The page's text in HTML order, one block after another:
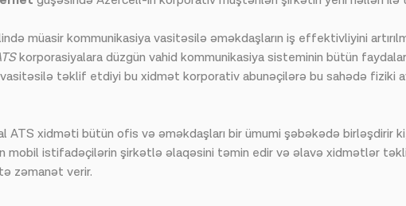
müasir kommunikasiya vasitəsilə əməkdaşların iş effektivliyini
korporasiyalara düzgün vahid kommunikasiya sisteminin bütün
təklif etdiyi bu xidmət korporativ abunəçilərə bu sahədə fiziki
ATS xidməti bütün ofis və əməkdaşları bir ümumi şəbəkədə
mobil istifadəçilərin şirkətlə əlaqəsini təmin edir və əlavə xidmətlər
zəmanət verir.